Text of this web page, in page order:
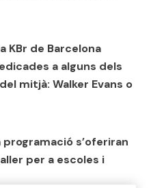
KBr de Barcelona
a alguns dels
mitjà: Walker Evans o
s’oferiran
per a escoles i